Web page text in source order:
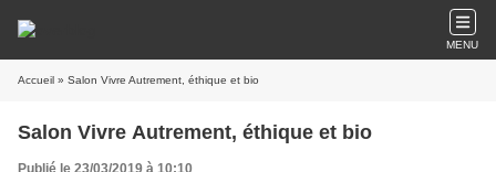
MENU
Accueil » Salon Vivre Autrement, éthique et bio
Salon Vivre Autrement, éthique et bio
Publié le 23/03/2019 à 10:10